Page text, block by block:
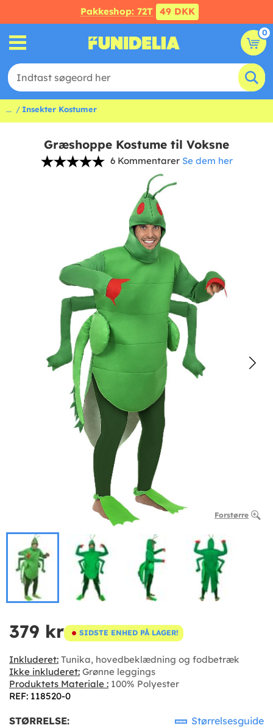
Pakkeshop: 72T 49 DKK
0
... Insekter Kostumer
Græshoppe Kostume til Voksne
6 Kommentarer Se dem her
Forstørre
379 kr SIDSTE ENHED PÅ LAGER!
Inkluderet: Tunika, hovedbeklædning og fodbetræk
Ikke inkluderet: Grønne leggings
Produktets Materiale : 100% Polyester
REF: 118520-0
STØRRELSE: Størrelsesguide